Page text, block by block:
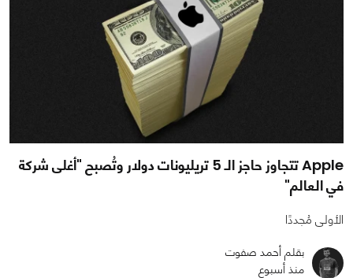
Apple تتجاوز حاجز الـ 5 تريليونات دولار وتُصبح "أغلى شركة
في العالم"
الأولى مُجددًا
بقلم أحمد صفوت
منذ أسبوع